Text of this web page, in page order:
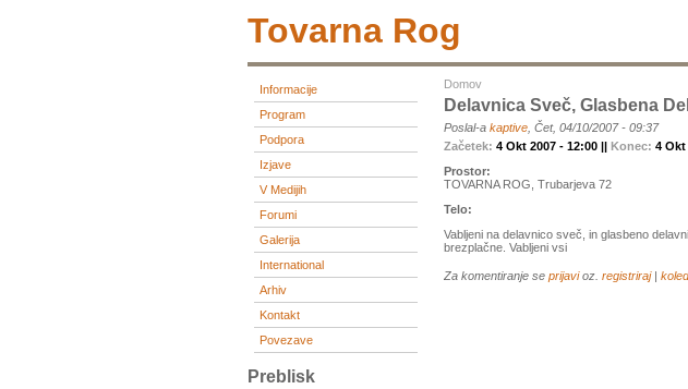
Tovarna Rog
Informacije
Program
Podpora
Izjave
V Medijih
Forumi
Galerija
International
Arhiv
Kontakt
Povezave
Preblisk
Domov
Delavnica Sveč, Glasbena
Poslal-a kaptive , Čet, 04/10/2007 - 09:37
Začetek: 4 Okt 2007 - 12:00 || Konec: 4 Okt
Prostor:
TOVARNA ROG, Trubarjeva 72
Telo:
Vabljeni na delavnico sveč, in glasbeno
brezplačne. Vabljeni vsi
Za komentiranje se prijavioz. registriraj|